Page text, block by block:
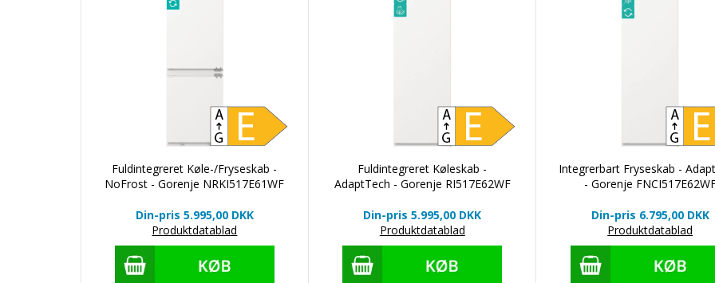
Fuldintegreret Køle-/Fryseskab -
NoFrost - Gorenje NRKI517E61WF
Din-pris 5.995,00 DKK
Produktdatablad
Fuldintegreret Køleskab -
AdaptTech - Gorenje RI517E62WF
Din-pris 5.995,00 DKK
Produktdatablad
Integrerbart Fryseskab -
- Gorenje
Din-pris 6.795,00 DKK
Produktdatablad